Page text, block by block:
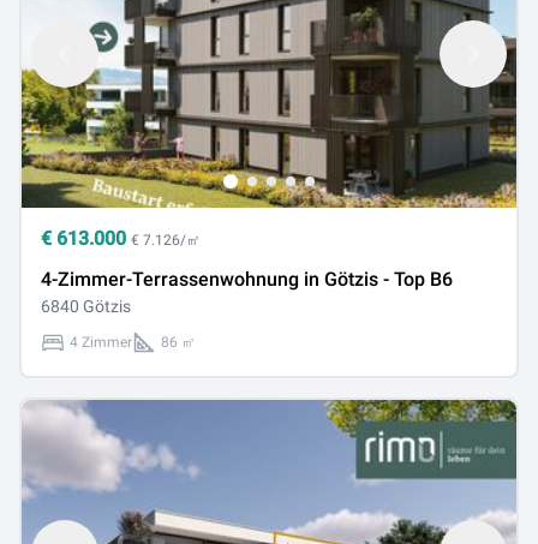
€ 613.000 € 7.126/㎡
4-Zimmer-Terrassenwohnung in Götzis - Top B6
6840 Götzis
4 Zimmer 86 ㎡